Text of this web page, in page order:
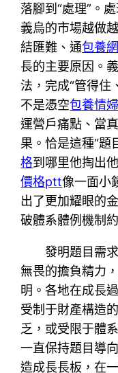
落腳到“處理”。
義烏的市場越做
結匯難、通包養網
長的主要原因。
法，完成“管得住
不是憑空包養情
運營戶痛點、當
果。恰是這種“題
格到哪里他掏出
價格ptt像一面小
出了更加耀眼的
破體系體例機制
發明題目需
無畏的擔負精力
明。各地在成長
受制于財產構造
乏，或受限于體
一直保持題目導
造成長長板，在